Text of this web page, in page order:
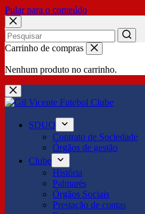
Pular para o conteúdo
No
Carrinho de compras
Nenhum produto no carrinho.
SDUQ
Contrato de Sociedade
Órgãos de gestão
Clube
História
Palmarés
Órgãos Sociais
Prestação de contas